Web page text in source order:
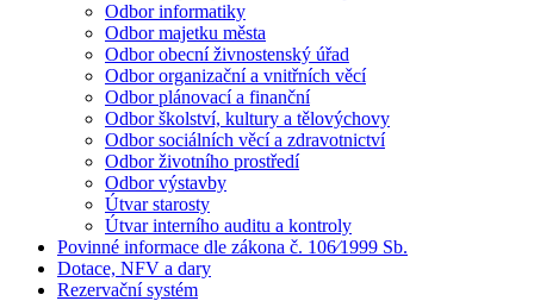
Odbor informatiky
Odbor majetku města
Odbor obecní živnostenský úřad
Odbor organizační a vnitřních věcí
Odbor plánovací a finanční
Odbor školství, kultury a tělovýchovy
Odbor sociálních věcí a zdravotnictví
Odbor životního prostředí
Odbor výstavby
Útvar starosty
Útvar interního auditu a kontroly
Povinné informace dle zákona č. 106⁄1999 Sb.
Dotace, NFV a dary
Rezervační systém